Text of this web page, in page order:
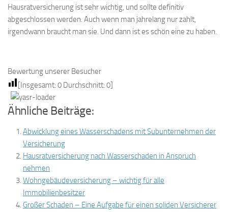
Hausratversicherung ist sehr wichtig, und sollte definitiv
abgeschlossen werden. Auch wenn man jahrelang nur zahlt,
irgendwann braucht man sie. Und dann ist es schön eine zu haben.
Bewertung unserer Besucher
[Insgesamt: 0 Durchschnitt: 0]
Ähnliche Beiträge:
Abwicklung eines Wasserschadens mit Subunternehmen der
Versicherung
Hausratversicherung nach Wasserschaden in Anspruch
nehmen
Wohngebäudeversicherung – wichtig für alle
Immobilienbesitzer
Großer Schaden – Eine Aufgabe für einen soliden Versicherer